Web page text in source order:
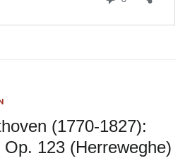
(1770-1827):
123 (Herreweghe)